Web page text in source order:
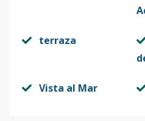
terraza
Vista al Mar